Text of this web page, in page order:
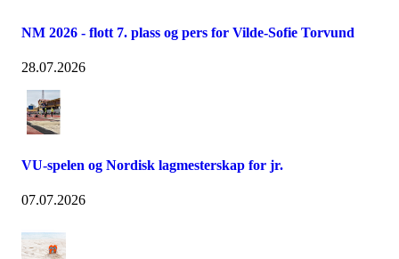
NM 2026 - flott 7. plass og pers for Vilde-Sofie Torvund
28.07.2026
VU-spelen og Nordisk lagmesterskap for jr.
07.07.2026